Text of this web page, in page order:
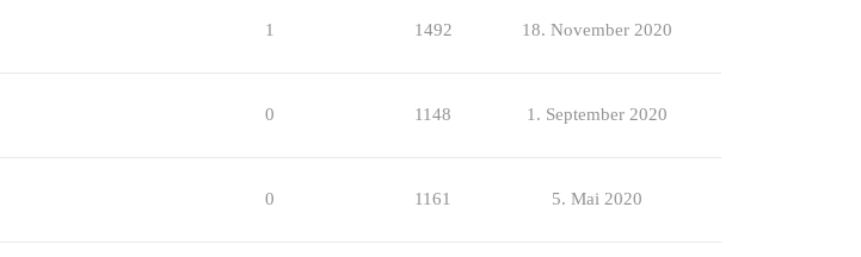
1 1492 18. November 2020
0 1148 1. September 2020
0 1161 5. Mai 2020